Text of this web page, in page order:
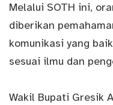
Melalui SOTH ini,
diberikan
komunikasi yang
sesuai ilmu dan
Wakil Bupati Gresik